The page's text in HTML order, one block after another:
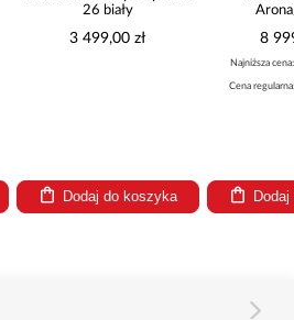
26 biały
3 499,00 zł
Dodaj do koszyka
Arona/
8 999,10
Najniższa cena:9
Cena regularna:9
Dodaj do